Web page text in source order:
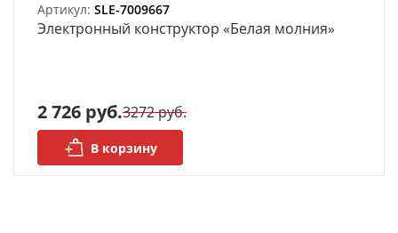
Товары для школы
Полки под краску
Рабочая станция
Артикул: SLE-7009667
Электронный конструктор «Белая молния»
2 726 руб.3272 руб.
В корзину